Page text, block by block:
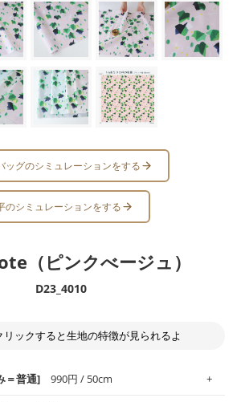
ッグのシミュレーションをする
のシミュレーションをする
（ピンクべージュ）
D23_4010
リックすると生地の特徴が見られるよ
＝普通] 990円 / 50cm